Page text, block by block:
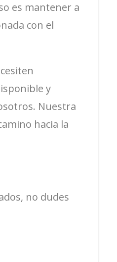
es mantener a
con el
y
Nuestra
hacia la
no dudes